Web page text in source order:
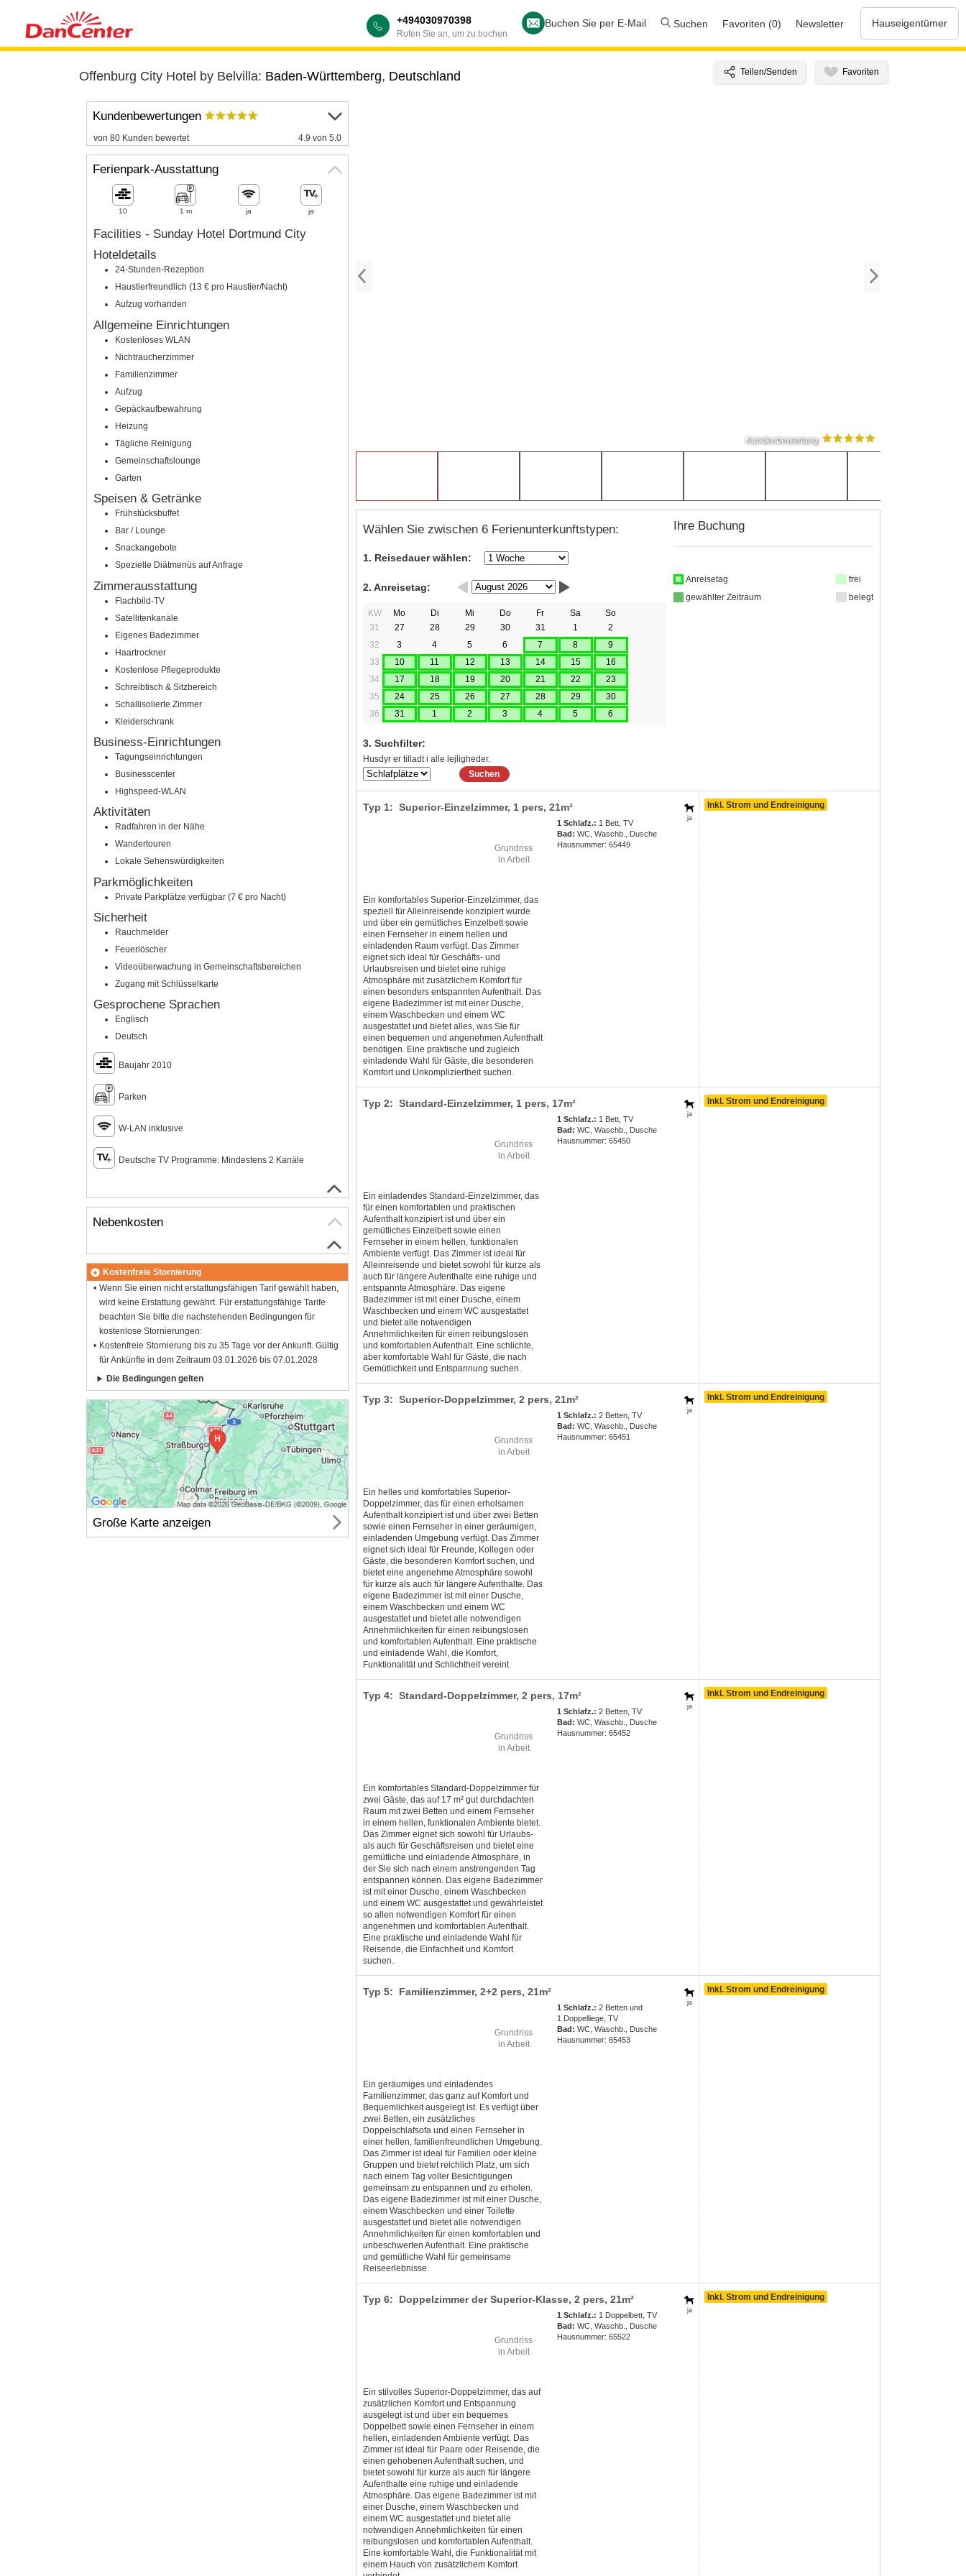
+494030970398
Rufen Sie an, um zu buchen
Buchen Sie per E-Mail Suchen Favoriten (0) Newsletter Hauseigentümer
Offenburg City Hotel by Belvilla: Baden-Württemberg, Deutschland
Kundenbewertung
Wählen Sie zwischen 6 Ferienunterkunftstypen:
1. Reisedauer wählen:
2. Anreisetag:
KW Mo Di Mi Do Fr Sa
So
31
27 28 29 30 31 1
2
32
3 4 5 6 7 8
9
33
10 11 12 13 14 15
16
34
17 18 19 20 21 22
23
35
24 25 26 27 28 29
30
36
31 1 2 3 4 5 6
Ihre Buchung
Anreisetag
gewählter Zeitraum
frei
belegt
3. Suchfilter:
Husdyr er tilladt i alle lejligheder.
Suchen
ja
Typ 1: Superior-Einzelzimmer, 1 pers, 21m²
Grundriss
in Arbeit
1 Schlafz.: 1 Bett, TV
Bad: WC, Waschb., Dusche
Hausnummer: 65449
Ein komfortables Superior-Einzelzimmer, das
speziell für Alleinreisende konzipiert wurde
und über ein gemütliches Einzelbett sowie
einen Fernseher in einem hellen und
einladenden Raum verfügt. Das Zimmer
eignet sich ideal für Geschäfts- und
Urlaubsreisen und bietet eine ruhige
Atmosphäre mit zusätzlichem Komfort für
einen besonders entspannten Aufenthalt. Das
eigene Badezimmer ist mit einer Dusche,
einem Waschbecken und einem WC
ausgestattet und bietet alles, was Sie für
einen bequemen und angenehmen Aufenthalt
benötigen. Eine praktische und zugleich
einladende Wahl für Gäste, die besonderen
Komfort und Unkompliziertheit suchen.
Inkl. Strom und Endreinigung
ja
Typ 2: Standard-Einzelzimmer, 1 pers, 17m²
Grundriss
in Arbeit
1 Schlafz.: 1 Bett, TV
Bad: WC, Waschb., Dusche
Hausnummer: 65450
Ein einladendes Standard-Einzelzimmer, das
für einen komfortablen und praktischen
Aufenthalt konzipiert ist und über ein
gemütliches Einzelbett sowie einen
Fernseher in einem hellen, funktionalen
Ambiente verfügt. Das Zimmer ist ideal für
Alleinreisende und bietet sowohl für kurze als
auch für längere Aufenthalte eine ruhige und
entspannte Atmosphäre. Das eigene
Badezimmer ist mit einer Dusche, einem
Waschbecken und einem WC ausgestattet
und bietet alle notwendigen
Annehmlichkeiten für einen reibungslosen
und komfortablen Aufenthalt. Eine schlichte,
aber komfortable Wahl für Gäste, die nach
Gemütlichkeit und Entspannung suchen.
Inkl. Strom und Endreinigung
ja
Typ 3: Superior-Doppelzimmer, 2 pers, 21m²
Grundriss
in Arbeit
1 Schlafz.: 2 Betten, TV
Bad: WC, Waschb., Dusche
Hausnummer: 65451
Ein helles und komfortables Superior-
Doppelzimmer, das für einen erholsamen
Aufenthalt konzipiert ist und über zwei Betten
sowie einen Fernseher in einer geräumigen,
einladenden Umgebung verfügt. Das Zimmer
eignet sich ideal für Freunde, Kollegen oder
Gäste, die besonderen Komfort suchen, und
bietet eine angenehme Atmosphäre sowohl
für kurze als auch für längere Aufenthalte. Das
eigene Badezimmer ist mit einer Dusche,
einem Waschbecken und einem WC
ausgestattet und bietet alle notwendigen
Annehmlichkeiten für einen reibungslosen
und komfortablen Aufenthalt. Eine praktische
und einladende Wahl, die Komfort,
Funktionalität und Schlichtheit vereint.
Inkl. Strom und Endreinigung
ja
Typ 4: Standard-Doppelzimmer, 2 pers, 17m²
Grundriss
in Arbeit
1 Schlafz.: 2 Betten, TV
Bad: WC, Waschb., Dusche
Hausnummer: 65452
Ein komfortables Standard-Doppelzimmer für
zwei Gäste, das auf 17 m² gut durchdachten
Raum mit zwei Betten und einem Fernseher
in einem hellen, funktionalen Ambiente bietet.
Das Zimmer eignet sich sowohl für Urlaubs-
als auch für Geschäftsreisen und bietet eine
gemütliche und einladende Atmosphäre, in
der Sie sich nach einem anstrengenden Tag
entspannen können. Das eigene Badezimmer
ist mit einer Dusche, einem Waschbecken
und einem WC ausgestattet und gewährleistet
so allen notwendigen Komfort für einen
angenehmen und komfortablen Aufenthalt.
Eine praktische und einladende Wahl für
Reisende, die Einfachheit und Komfort
suchen.
Inkl. Strom und Endreinigung
ja
Typ 5: Familienzimmer, 2+2 pers, 21m²
Grundriss
in Arbeit
1 Schlafz.: 2 Betten und
1 Doppelliege, TV
Bad: WC, Waschb., Dusche
Hausnummer: 65453
Ein geräumiges und einladendes
Familienzimmer, das ganz auf Komfort und
Bequemlichkeit ausgelegt ist. Es verfügt über
zwei Betten, ein zusätzliches
Doppelschlafsofa und einen Fernseher in
einer hellen, familienfreundlichen Umgebung.
Das Zimmer ist ideal für Familien oder kleine
Gruppen und bietet reichlich Platz, um sich
nach einem Tag voller Besichtigungen
gemeinsam zu entspannen und zu erholen.
Das eigene Badezimmer ist mit einer Dusche,
einem Waschbecken und einer Toilette
ausgestattet und bietet alle notwendigen
Annehmlichkeiten für einen komfortablen und
unbeschwerten Aufenthalt. Eine praktische
und gemütliche Wahl für gemeinsame
Reiseerlebnisse.
Inkl. Strom und Endreinigung
ja
Typ 6: Doppelzimmer der Superior-Klasse, 2 pers, 21m²
Grundriss
in Arbeit
1 Schlafz.: 1 Doppelbett, TV
Bad: WC, Waschb., Dusche
Hausnummer: 65522
Ein stilvolles Superior-Doppelzimmer, das auf
zusätzlichen Komfort und Entspannung
ausgelegt ist und über ein bequemes
Doppelbett sowie einen Fernseher in einem
hellen, einladenden Ambiente verfügt. Das
Zimmer ist ideal für Paare oder Reisende, die
einen gehobenen Aufenthalt suchen, und
bietet sowohl für kurze als auch für längere
Aufenthalte eine ruhige und einladende
Atmosphäre. Das eigene Badezimmer ist mit
einer Dusche, einem Waschbecken und
einem WC ausgestattet und bietet alle
notwendigen Annehmlichkeiten für einen
reibungslosen und komfortablen Aufenthalt.
Eine komfortable Wahl, die Funktionalität mit
einem Hauch von zusätzlichem Komfort
Inkl. Strom und Endreinigung
Kundenbewertungen
von 80 Kunden bewertet 4.9 von 5.0
Ferienpark-Ausstattung
10 1 m ja ja
Facilities - Sunday Hotel Dortmund City
Hoteldetails
24-Stunden-Rezeption
Haustierfreundlich (13 € pro Haustier/Nacht)
Aufzug vorhanden
Allgemeine Einrichtungen
Kostenloses WLAN
Nichtraucherzimmer
Familienzimmer
Aufzug
Gepäckaufbewahrung
Heizung
Tägliche Reinigung
Gemeinschaftslounge
Garten
Speisen & Getränke
Frühstücksbuffet
Bar / Lounge
Snackangebote
Spezielle Diätmenüs auf Anfrage
Zimmerausstattung
Flachbild-TV
Satellitenkanäle
Eigenes Badezimmer
Haartrockner
Kostenlose Pflegeprodukte
Schreibtisch & Sitzbereich
Schallisolierte Zimmer
Kleiderschrank
Business-Einrichtungen
Tagungseinrichtungen
Businesscenter
Highspeed-WLAN
Aktivitäten
Radfahren in der Nähe
Wandertouren
Lokale Sehenswürdigkeiten
Parkmöglichkeiten
Private Parkplätze verfügbar (7 € pro Nacht)
Sicherheit
Rauchmelder
Feuerlöscher
Videoüberwachung in Gemeinschaftsbereichen
Zugang mit Schlüsselkarte
Gesprochene Sprachen
Englisch
Deutsch
Baujahr 2010
Parken
W-LAN inklusive
Deutsche TV Programme: Mindestens 2 Kanäle
Nebenkosten
Kostenfreie Stornierung
Wenn Sie einen nicht erstattungsfähigen Tarif gewählt haben,
wird keine Erstattung gewährt. Für erstattungsfähige Tarife
beachten Sie bitte die nachstehenden Bedingungen für
kostenlose Stornierungen:
Kostenfreie Stornierung bis zu 35 Tage vor der Ankunft. Gültig
für Ankünfte in dem Zeitraum 03.01.2026 bis 07.01.2028
Die Bedingungen gelten
Große Karte anzeigen